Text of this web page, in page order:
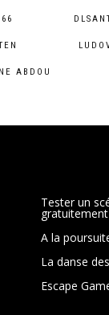
ABDOU
Tester un
gratuitement
A la
La danse
Escape